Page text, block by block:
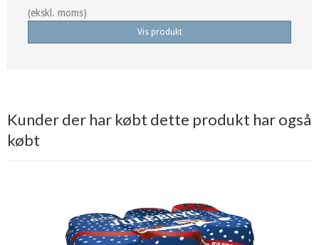
(ekskl. moms)
Vis produkt
Kunder der har købt dette produkt har også
købt